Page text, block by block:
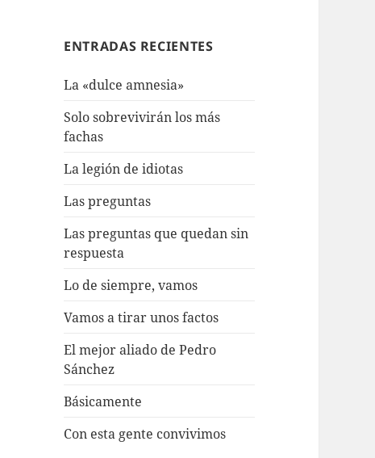
ENTRADAS RECIENTES
La «dulce amnesia»
Solo sobrevivirán los más
fachas
La legión de idiotas
Las preguntas
Las preguntas que quedan sin
respuesta
Lo de siempre, vamos
Vamos a tirar unos factos
El mejor aliado de Pedro
Sánchez
Básicamente
Con esta gente convivimos